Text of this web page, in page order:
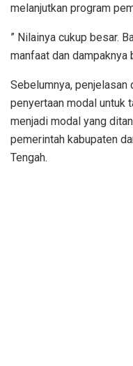
melanjutkan program
” Nilainya cukup besar.
manfaat dan dampaknya
Sebelumnya, penjelasan
penyertaan modal untuk
menjadi modal yang
pemerintah kabupaten
Tengah.